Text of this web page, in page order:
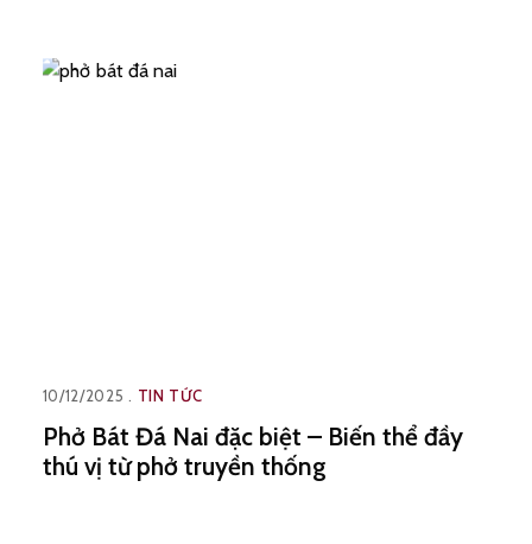
10/12/2025 TIN TỨC
Phở Bát Đá Nai đặc biệt – Biến thể đầy
thú vị từ phở truyền thống